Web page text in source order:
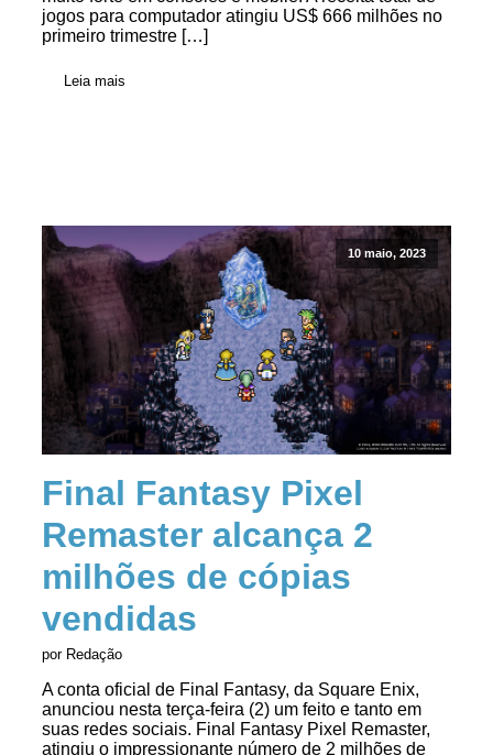
jogos para computador atingiu US$ 666 milhões no
primeiro trimestre […]
Leia mais
10 maio, 2023
Final Fantasy Pixel
Remaster alcança 2
milhões de cópias
vendidas
por Redação
A conta oficial de Final Fantasy, da Square Enix,
anunciou nesta terça-feira (2) um feito e tanto em
suas redes sociais. Final Fantasy Pixel Remaster,
atingiu o impressionante número de 2 milhões de